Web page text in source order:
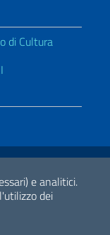
e analitici.
dei
di Cultura